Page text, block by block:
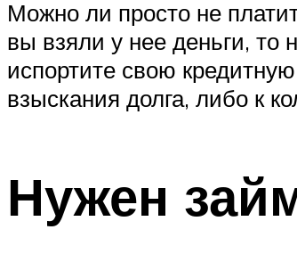
Можно ли просто не
вы взяли у нее деньги, то
испортите свою
взыскания долга, либо к
Нужен